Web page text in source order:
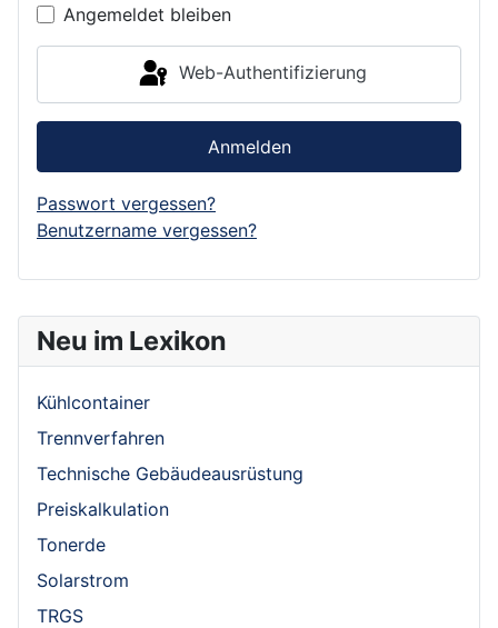
Neu im Lexikon
Kühlcontainer
Trennverfahren
Technische Gebäudeausrüstung
Preiskalkulation
Tonerde
Solarstrom
TRGS
Angemeldet bleiben
Web-Authentifizierung
Anmelden
Passwort vergessen?
Benutzername vergessen?